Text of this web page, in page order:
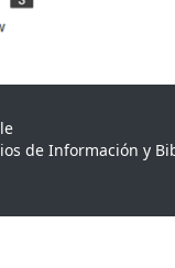
de Información y